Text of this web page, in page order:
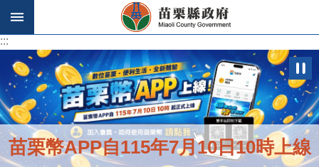
跳到主要內容區塊
:::
苗栗幣APP自115年7月10日10時上線